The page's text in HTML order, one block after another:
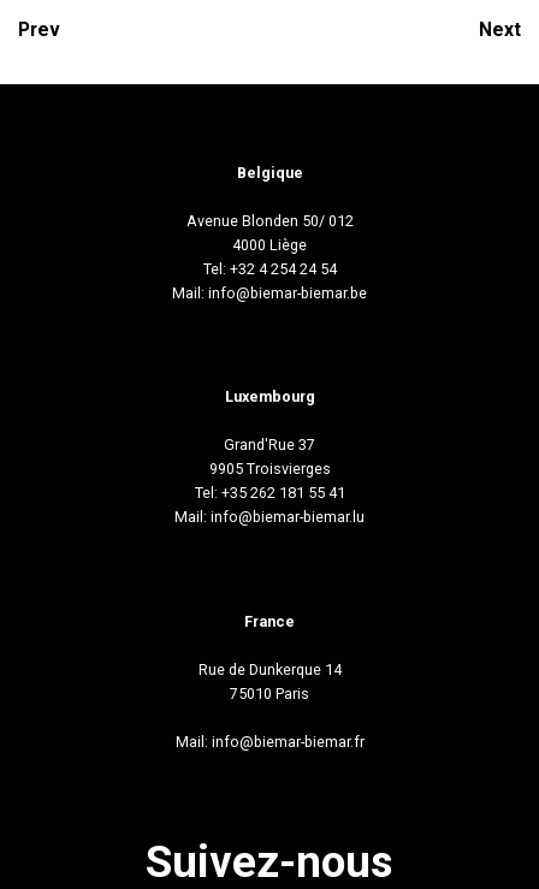
Prev Next
Belgique
Avenue Blonden 50/ 012
4000 Liège
Tel: +32 4 254 24 54
Mail: info@biemar-biemar.be
Luxembourg
Grand'Rue 37
9905 Troisvierges
Tel: +35 262 181 55 41
Mail: info@biemar-biemar.lu
France
Rue de Dunkerque 14
75010 Paris
Mail: info@biemar-biemar.fr
Suivez-nous